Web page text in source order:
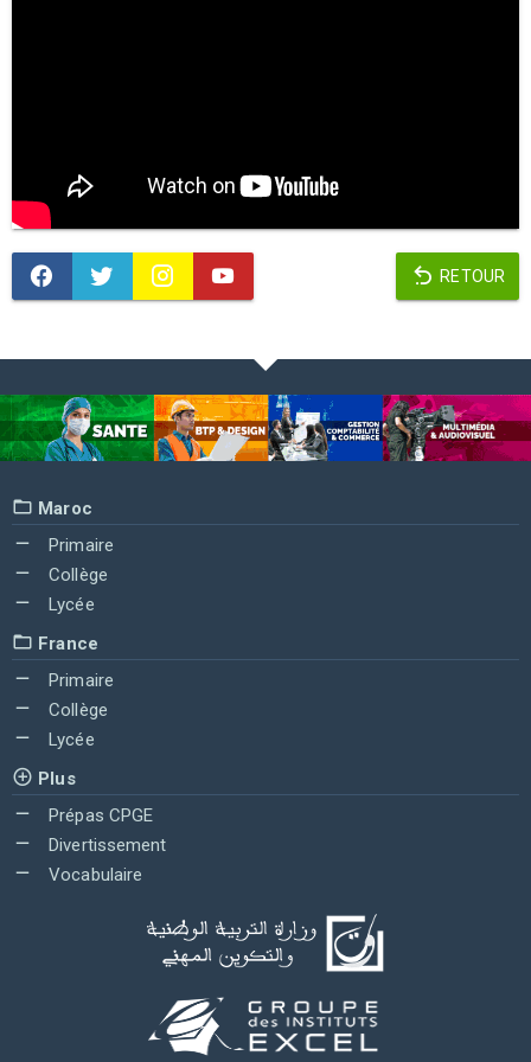
RETOUR
Maroc
Primaire
Collège
Lycée
France
Primaire
Collège
Lycée
Plus
Prépas CPGE
Divertissement
Vocabulaire